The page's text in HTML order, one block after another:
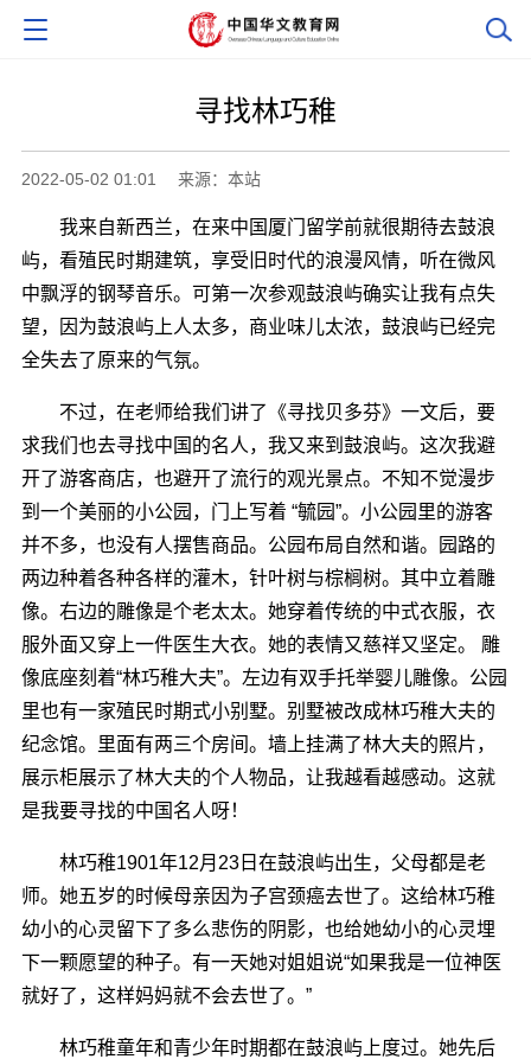
寻找林巧稚
2022-05-02 01:01 来源：本站
我来自新西兰，在来中国厦门留学前就很期待去鼓浪
屿，看殖民时期建筑，享受旧时代的浪漫风情，听在微风
中飘浮的钢琴音乐。可第一次参观鼓浪屿确实让我有点失
望，因为鼓浪屿上人太多，商业味儿太浓，鼓浪屿已经完
全失去了原来的气氛。
不过，在老师给我们讲了《寻找贝多芬》一文后，要
求我们也去寻找中国的名人，我又来到鼓浪屿。这次我避
开了游客商店，也避开了流行的观光景点。不知不觉漫步
到一个美丽的小公园，门上写着 “毓园”。小公园里的游客
并不多，也没有人摆售商品。公园布局自然和谐。园路的
两边种着各种各样的灌木，针叶树与棕榈树。其中立着雕
像。右边的雕像是个老太太。她穿着传统的中式衣服，衣
服外面又穿上一件医生大衣。她的表情又慈祥又坚定。 雕
像底座刻着“林巧稚大夫”。左边有双手托举婴儿雕像。公园
里也有一家殖民时期式小别墅。别墅被改成林巧稚大夫的
纪念馆。里面有两三个房间。墙上挂满了林大夫的照片，
展示柜展示了林大夫的个人物品，让我越看越感动。这就
是我要寻找的中国名人呀！
林巧稚1901年12月23日在鼓浪屿出生，父母都是老
师。她五岁的时候母亲因为子宫颈癌去世了。这给林巧稚
幼小的心灵留下了多么悲伤的阴影，也给她幼小的心灵埋
下一颗愿望的种子。有一天她对姐姐说“如果我是一位神医
就好了，这样妈妈就不会去世了。”
林巧稚童年和青少年时期都在鼓浪屿上度过。她先后